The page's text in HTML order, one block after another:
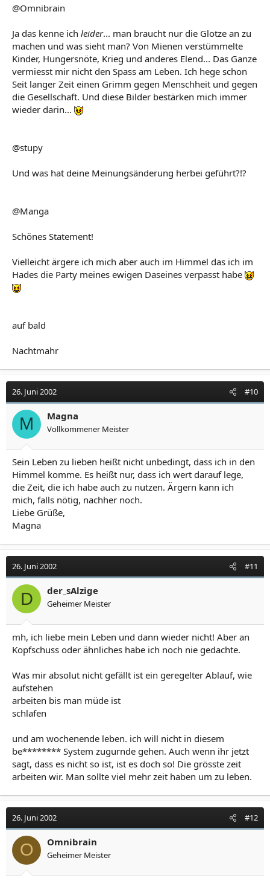
@Omnibrain
Ja das kenne ich leider... man braucht nur die Glotze an zu
machen und was sieht man? Von Mienen verstümmelte
Kinder, Hungersnöte, Krieg und anderes Elend... Das Ganze
vermiesst mir nicht den Spass am Leben. Ich hege schon
Seit langer Zeit einen Grimm gegen Menschheit und gegen
die Gesellschaft. Und diese Bilder bestärken mich immer
wieder darin...
@stupy
Und was hat deine Meinungsänderung herbei geführt?!?
@Manga
Schönes Statement!
Vielleicht ärgere ich mich aber auch im Himmel das ich im
Hades die Party meines ewigen Daseines verpasst habe
auf bald
Nachtmahr
26. Juni 2002 #10
M Magna
Vollkommener Meister
Sein Leben zu lieben heißt nicht unbedingt, dass ich in den
Himmel komme. Es heißt nur, dass ich wert darauf lege,
die Zeit, die ich habe auch zu nutzen. Ärgern kann ich
mich, falls nötig, nachher noch.
Liebe Grüße,
Magna
26. Juni 2002 #11
D der_sAlzige
Geheimer Meister
mh, ich liebe mein Leben und dann wieder nicht! Aber an
Kopfschuss oder ähnliches habe ich noch nie gedachte.
Was mir absolut nicht gefällt ist ein geregelter Ablauf, wie
aufstehen
arbeiten bis man müde ist
schlafen
und am wochenende leben. ich will nicht in diesem
be******** System zugurnde gehen. Auch wenn ihr jetzt
sagt, dass es nicht so ist, ist es doch so! Die grösste zeit
arbeiten wir. Man sollte viel mehr zeit haben um zu leben.
26. Juni 2002 #12
O Omnibrain
Geheimer Meister